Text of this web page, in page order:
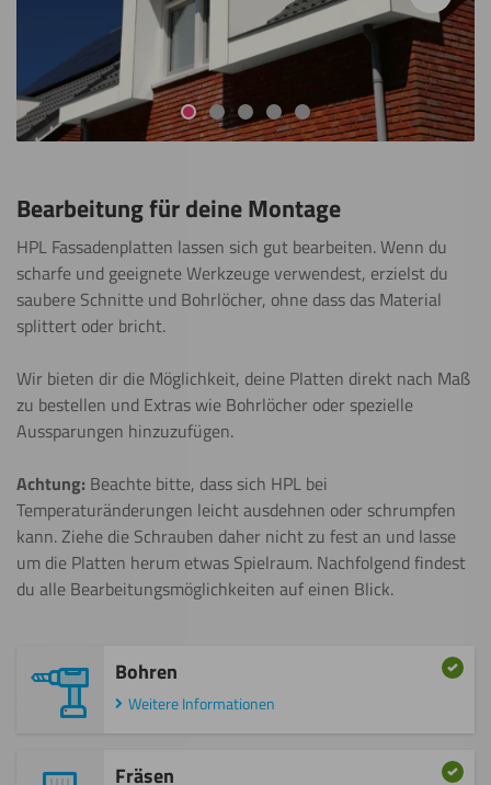
Gehe zur Folie 1
Gehe zur Folie 2
Gehe zur Folie 3
Gehe zur Folie 4
Gehe zur Folie 5
Bearbeitung für deine Montage
HPL Fassadenplatten lassen sich gut bearbeiten. Wenn du
scharfe und geeignete Werkzeuge verwendest, erzielst du
saubere Schnitte und Bohrlöcher, ohne dass das Material
splittert oder bricht.
Wir bieten dir die Möglichkeit, deine Platten direkt nach Maß
zu bestellen und Extras wie Bohrlöcher oder spezielle
Aussparungen hinzuzufügen.
Achtung: Beachte bitte, dass sich HPL bei
Temperaturänderungen leicht ausdehnen oder schrumpfen
kann. Ziehe die Schrauben daher nicht zu fest an und lasse
um die Platten herum etwas Spielraum. Nachfolgend findest
du alle Bearbeitungsmöglichkeiten auf einen Blick.
Bohren
Weitere Informationen
Fräsen